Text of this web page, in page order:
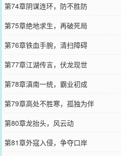
第74章阴谋连环，防不胜防
第75章绝地求生，再破死局
第76章铁血手腕，清扫障碍
第77章江湖传言，伏龙现世
第78章滇南一统，霸业初成
第79章高处不胜寒，孤独为伴
第80章龙抬头，风云动
第81章外寇入侵，争夺口岸